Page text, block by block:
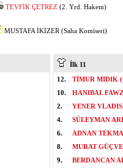
TEVFİK ÇETREZ (2. Yrd. Hakem)
MUSTAFA İKİZER (Saha Komiseri)
İlk 11
12.
TİMUR MIDIK
10.
HANIBAL
2.
YENER
4.
SÜLEYMAN
6.
ADNAN
8.
MURAT
9.
BERDANCAN